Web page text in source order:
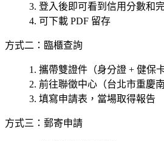
登入後即可看到信用分數和
可下載 PDF 留存
方式二：臨櫃查詢
攜帶雙證件 （身分證 + 健保
前往聯徵中心（台北市重慶
填寫申請表，當場取得報告
方式三：郵寄申請